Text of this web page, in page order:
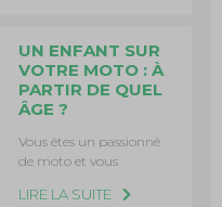
UN ENFANT SUR
VOTRE MOTO : À
PARTIR DE QUEL
ÂGE ?
Vous êtes un passionné
de moto et vous
LIRE LA SUITE